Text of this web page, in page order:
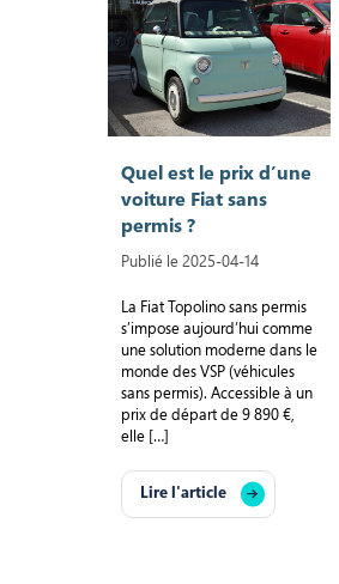
Quel est le prix d’une
voiture Fiat sans
permis ?
Publié le 2025-04-14
La Fiat Topolino sans permis
s’impose aujourd’hui comme
une solution moderne dans le
monde des VSP (véhicules
sans permis). Accessible à un
prix de départ de 9 890 €,
elle […]
Lire l'article